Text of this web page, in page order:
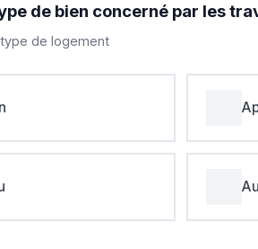
de bien concerné par les
de logement